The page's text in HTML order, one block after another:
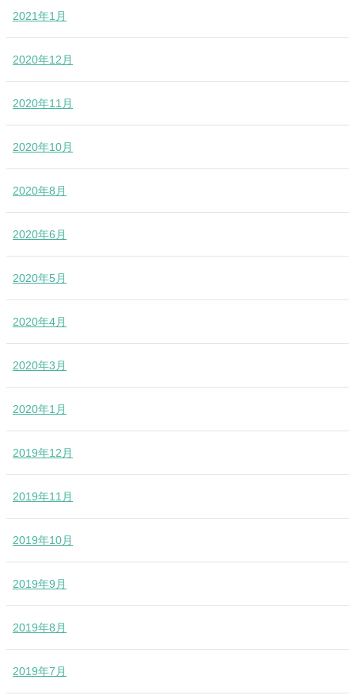
2021年1月
2020年12月
2020年11月
2020年10月
2020年8月
2020年6月
2020年5月
2020年4月
2020年3月
2020年1月
2019年12月
2019年11月
2019年10月
2019年9月
2019年8月
2019年7月